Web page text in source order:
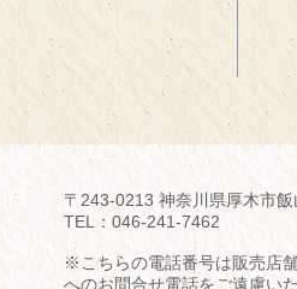
〒243-0213 神奈川県厚木市
TEL： 046-241-7462
※こちらの電話番号は販売店
へのお問合せ電話をご遠慮い